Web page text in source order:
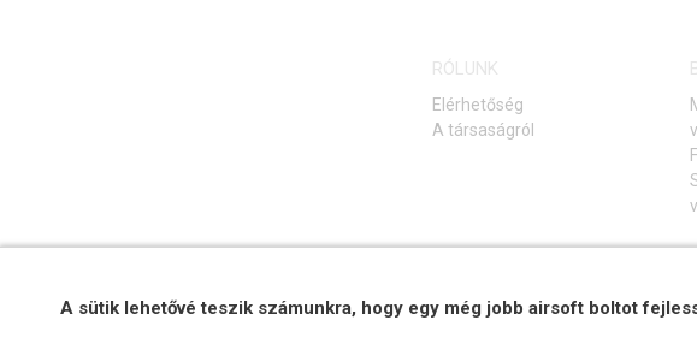
RÓLUNK
Elérhetőség
A társaságról
A sütik lehetővé teszik számunkra, hogy egy még jobb airsoft boltot